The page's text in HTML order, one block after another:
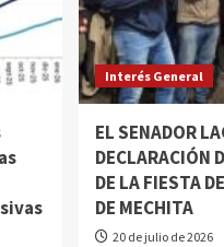
Interés General
EL SENADOR
DECLARACIÓN
DE LA FIESTA
DE MECHITA
20 de julio de 2026